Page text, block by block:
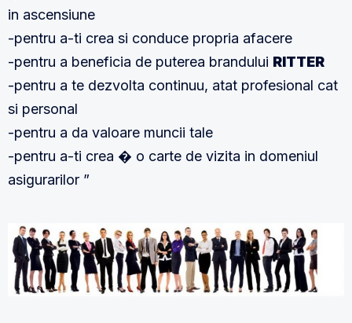
in ascensiune
-pentru a-ti crea si conduce propria afacere
-pentru a beneficia de puterea brandului RITTER
-pentru a te dezvolta continuu, atat profesional cat
si personal
-pentru a da valoare muncii tale
-pentru a-ti crea � o carte de vizita in domeniul
asigurarilor ”